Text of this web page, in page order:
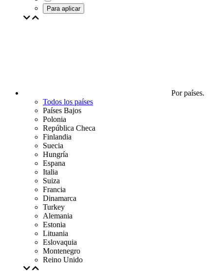
Para aplicar
Por países.
Todos los países
Países Bajos
Polonia
República Checa
Finlandia
Suecia
Hungría
Espana
Italia
Suiza
Francia
Dinamarca
Turkey
Alemania
Estonia
Lituania
Eslovaquia
Montenegro
Reino Unido